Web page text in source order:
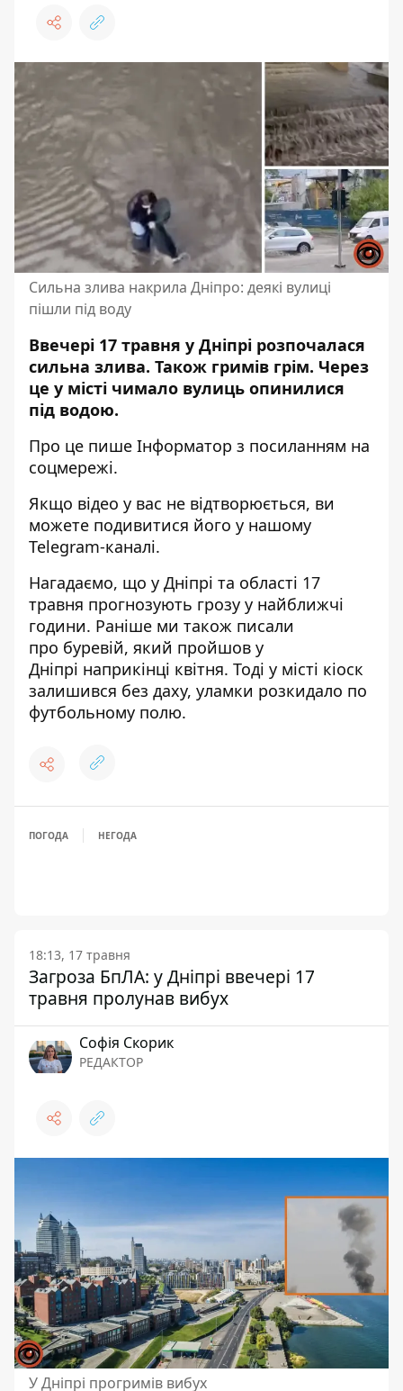
Сильна злива накрила Дніпро: деякі вулиці
пішли під воду
Ввечері 17 травня у Дніпрі розпочалася
сильна злива. Також гримів грім. Через
це у місті чимало вулиць опинилися
під водою.
Про це пише Інформатор з посиланням на
соцмережі.
Якщо відео у вас не відтворюється, ви
можете подивитися його у нашому
Telegram-каналі.
Нагадаємо, що у Дніпрі та області 17
травня прогнозують грозу у найближчі
години. Раніше ми також писали
про буревій, який пройшов у
Дніпрі наприкінці квітня. Тоді у місті кіоск
залишився без даху, уламки розкидало по
футбольному полю.
ПОГОДА НЕГОДА
18:13, 17 травня
Загроза БпЛА: у Дніпрі ввечері 17
травня пролунав вибух
Софія Скорик
РЕДАКТОР
У Дніпрі прогримів вибух